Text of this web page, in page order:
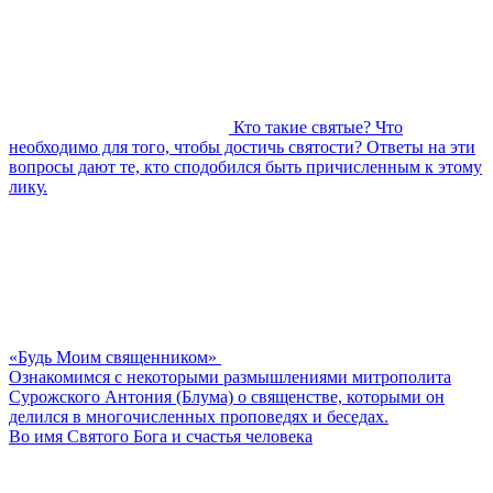
Кто такие святые? Что
необходимо для того, чтобы достичь святости? Ответы на эти
вопросы дают те, кто сподобился быть причисленным к этому
лику.
«Будь Моим священником»
Ознакомимся с некоторыми размышлениями митрополита
Сурожского Антония (Блума) о священстве, которыми он
делился в многочисленных проповедях и беседах.
Во имя Святого Бога и счастья человека